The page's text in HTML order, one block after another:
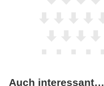
Auch interessant…